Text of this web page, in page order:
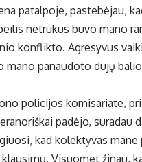
patalpoje, pastebėjau,
netrukus buvo mano
konflikto. Agresyvus
mano panaudoto dujų
policijos komisariate,
padėjo, suradau
kad kolektyvas
Visuomet žinau,